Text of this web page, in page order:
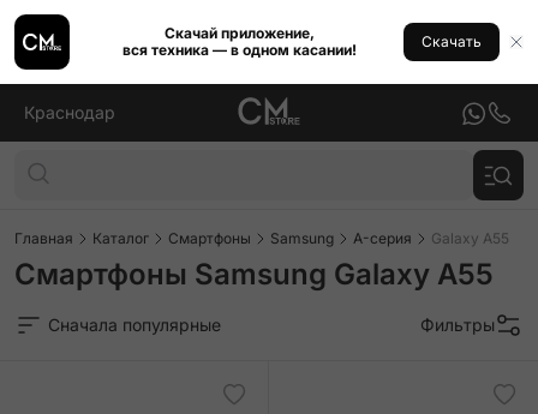
Скачай приложение,
вся техника — в одном касании!
Скачать
Краснодар
Главная Каталог Смартфоны Samsung A-серия Galaxy A55
Смартфоны Samsung Galaxy A55
Сначала популярные Фильтры